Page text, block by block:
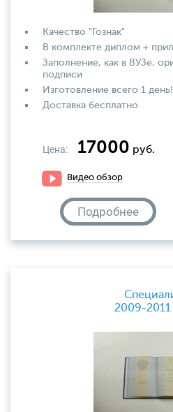
Качество "Гознак"
В комплекте диплом +
Заполнение, как в ВУЗе,
подписи
Изготовление всего 1 день!
Доставка бесплатно
Цена: 17000 руб.
Видео обзор
Подробнее
2009-2011